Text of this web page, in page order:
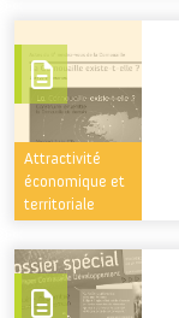
Attractivité
économique et
territoriale